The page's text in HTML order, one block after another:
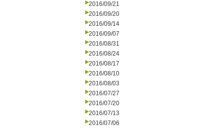
2016/09/21
2016/09/20
2016/09/14
2016/09/07
2016/08/31
2016/08/24
2016/08/17
2016/08/10
2016/08/03
2016/07/27
2016/07/20
2016/07/13
2016/07/06